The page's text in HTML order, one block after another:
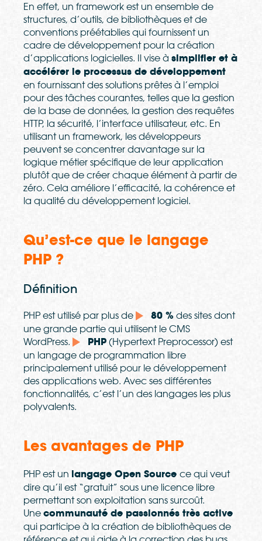
En effet, un framework est un ensemble de
structures, d’outils, de bibliothèques et de
conventions préétablies qui fournissent un
cadre de développement pour la création
d’applications logicielles. Il vise à simplifier et à
accélérer le processus de développement
en fournissant des solutions prêtes à l’emploi
pour des tâches courantes, telles que la gestion
de la base de données, la gestion des requêtes
HTTP, la sécurité, l’interface utilisateur, etc. En
utilisant un framework, les développeurs
peuvent se concentrer davantage sur la
logique métier spécifique de leur application
plutôt que de créer chaque élément à partir de
zéro. Cela améliore l’efficacité, la cohérence et
la qualité du développement logiciel.
Qu’est-ce que le langage
PHP ?
Définition
PHP est utilisé par plus de 80 % des sites dont
une grande partie qui utilisent le CMS
WordPress.
PHP (Hypertext Preprocessor) est
un langage de programmation libre
principalement utilisé pour le développement
des applications web. Avec ses différentes
fonctionnalités, c’est l’un des langages les plus
polyvalents.
Les avantages de PHP
PHP est un langage Open Source ce qui veut
dire qu’il est “gratuit” sous une licence libre
permettant son exploitation sans surcoût.
Une communauté de passionnés très active
qui participe à la création de bibliothèques de